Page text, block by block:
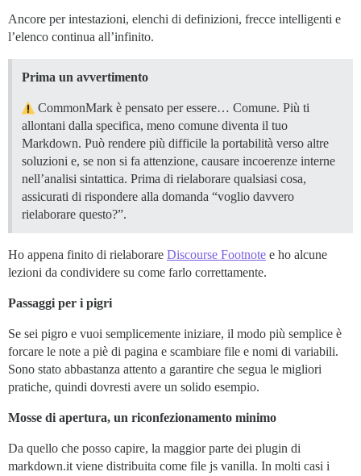
Ancore per intestazioni, elenchi di definizioni, frecce intelligenti e
l’elenco continua all’infinito.
Prima un avvertimento
CommonMark è pensato per essere… Comune. Più ti
allontani dalla specifica, meno comune diventa il tuo
Markdown. Può rendere più difficile la portabilità verso altre
soluzioni e, se non si fa attenzione, causare incoerenze interne
nell’analisi sintattica. Prima di rielaborare qualsiasi cosa,
assicurati di rispondere alla domanda “voglio davvero
rielaborare questo?”.
Ho appena finito di rielaborare Discourse Footnote e ho alcune
lezioni da condividere su come farlo correttamente.
Passaggi per i pigri
Se sei pigro e vuoi semplicemente iniziare, il modo più semplice è
forcare le note a piè di pagina e scambiare file e nomi di variabili.
Sono stato abbastanza attento a garantire che segua le migliori
pratiche, quindi dovresti avere un solido esempio.
Mosse di apertura, un riconfezionamento minimo
Da quello che posso capire, la maggior parte dei plugin di
markdown.it viene distribuita come file js vanilla. In molti casi i